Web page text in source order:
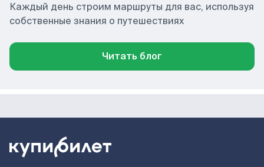
Каждый день строим маршруты для вас, используя
собственные знания о путешествиях
Читать блог